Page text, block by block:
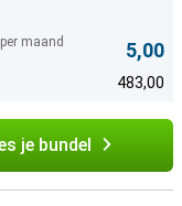
maand
5,00
483,00
je bundel